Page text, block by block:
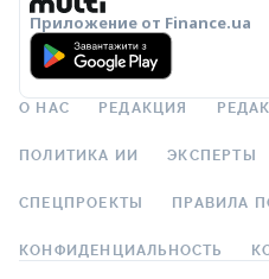
Приложение от Finance.ua
О НАС РЕДАКЦИЯ
ПОЛИТИКА ИИ ЭКСПЕРТЫ
СПЕЦПРОЕКТЫ ПРАВИЛА
КОНФИДЕНЦИАЛЬНОСТЬ